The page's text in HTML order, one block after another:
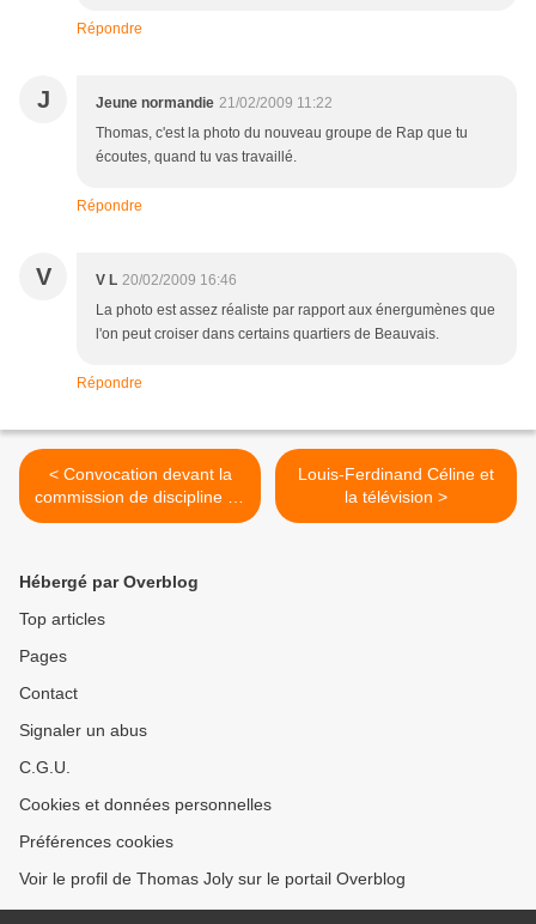
Répondre
J Jeune normandie 21/02/2009 11:22
Thomas, c'est la photo du nouveau groupe de Rap que tu
écoutes, quand tu vas travaillé.
Répondre
V V L 20/02/2009 16:46
La photo est assez réaliste par rapport aux énergumènes que
l'on peut croiser dans certains quartiers de Beauvais.
Répondre
< Convocation devant la
commission de discipline du
FN
Louis-Ferdinand Céline et
la télévision >
Hébergé par Overblog
Top articles
Pages
Contact
Signaler un abus
C.G.U.
Cookies et données personnelles
Préférences cookies
Voir le profil de Thomas Joly sur le portail Overblog